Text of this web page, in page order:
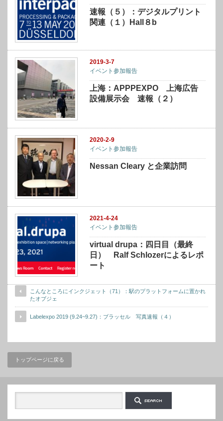
速報（５）：デジタルプリント
関連（１）Hall８b
2019-3-7
イベント参加報告
上海：APPPEXPO 上海広告
設備展示会 速報（２）
2020-2-9
イベント参加報告
Nessan Cleary と企業訪問
2021-4-24
イベント参加報告
virtual drupa：四日目（最終
日） Ralf Schlozerによるレポ
ート
こんなところにインクジェット（71）：駅のプラットフォームに置かれ
たオブジェ
Labelexpo 2019 (9.24~9.27)：ブラッセル 写真速報（４）
トップページに戻る